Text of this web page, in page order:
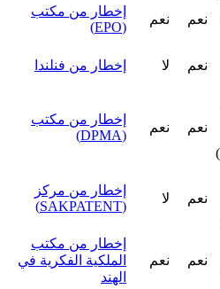
نعم نعم
إخطار من مكتب
(EPO)
نعم لا إخطار من فنلندا
نعم نعم
إخطار من مكتب
(DPMA)
نعم لا
إخطار من مركز
(SAKPATENT)
نعم نعم
إخطار من مكتب
الملكية الفكرية في
الهند